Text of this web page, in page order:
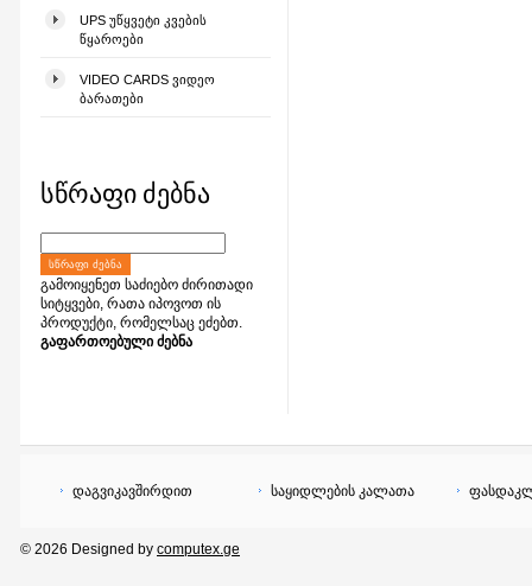
UPS ᲣᲬᲧᲕᲔᲢᲘ ᲙᲕᲔᲑᲘᲡ
ᲬᲧᲐᲠᲝᲔᲑᲘ
VIDEO CARDS ᲕᲘᲓᲔᲝ
ᲑᲐᲠᲐᲗᲔᲑᲘ
სწრაფი ძებნა
ᲡᲬᲠᲐᲤᲘ ᲫᲔᲑᲜᲐ
გამოიყენეთ საძიებო ძირითადი
სიტყვები, რათა იპოვოთ ის
პროდუქტი, რომელსაც ეძებთ.
გაფართოებული ძებნა
დაგვიკავშირდით საყიდლების კალათა
© 2026 Designed by computex.ge